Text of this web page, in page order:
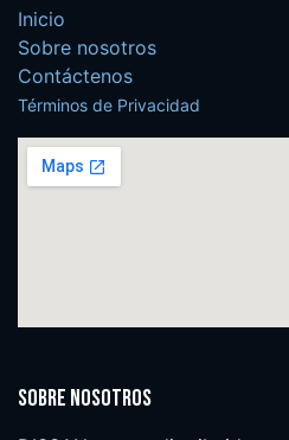
Inicio
Sobre nosotros
Contáctenos
Términos de Privacidad
Sobre nosotros